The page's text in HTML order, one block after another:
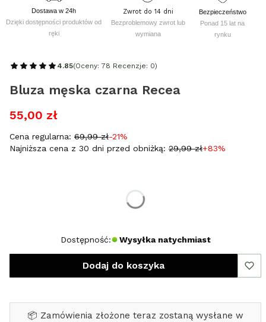
Dostawa w 24h
Dzięki dostępności produktów od
ręki
Zwrot do 14 dni
Bezproblemowy zwrot lub
wymiana
Bezpieczeństwo
Ponad 15 lat na
rynku
4.85(Oceny: 78 Recenzje: 0)
Bluza męska czarna Recea
55,00 zł
Cena regularna: 69,99 zł-21%
Najniższa cena z 30 dni przed obniżką: 29,99 zł+83%
Dostępność: Wysyłka natychmiast
Dodaj do koszyka
📦 Zamówienia złożone teraz zostaną wysłane w